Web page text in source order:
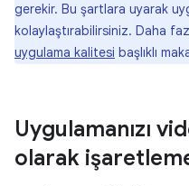
gerekir. Bu şartlara uyarak
kolaylaştırabilirsiniz. Daha
uygulama kalitesi başlıklı
Uygulamanızı
olarak